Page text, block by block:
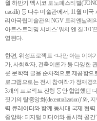
월 하반기 멕시코 토노페스티벌
uacalli) 등 다수 미술관에서, 11월 미
리아국립미술관의 NGV 트리엔날레
아트스트리밍 서비스‘워치 앤 칠 3.0’
영된다.
한편, 위성프로젝트 <나만 아는 이야
가, 사회학자, 건축이론가 등 다양한
룬 문학적 글을 순차적으로 제공함으
로그램으로는 전시 참여작가 정재경
3개의 프로젝트 진행 동안 협업했던
짓기의 탈중앙화(decentralization)’와,
력 큐레이터와 함께 동시대 국제 협
중앙화: 디지털 미디어와 동시적 공간